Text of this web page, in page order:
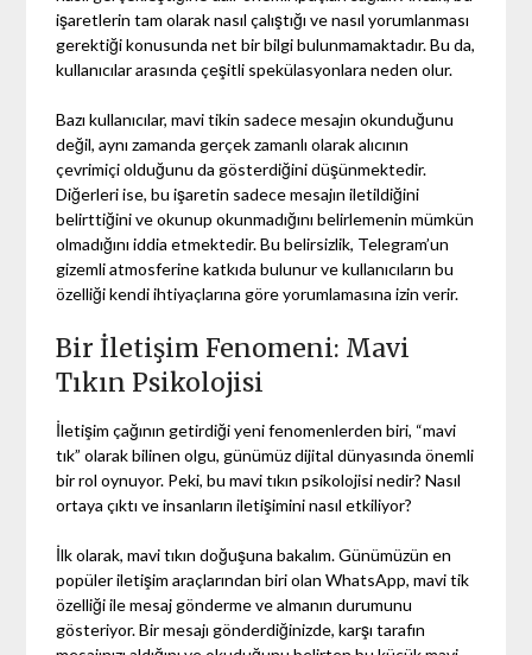
işaretlerin tam olarak nasıl çalıştığı ve nasıl yorumlanması
gerektiği konusunda net bir bilgi bulunmamaktadır. Bu da,
kullanıcılar arasında çeşitli spekülasyonlara neden olur.
Bazı kullanıcılar, mavi tikin sadece mesajın okunduğunu
değil, aynı zamanda gerçek zamanlı olarak alıcının
çevrimiçi olduğunu da gösterdiğini düşünmektedir.
Diğerleri ise, bu işaretin sadece mesajın iletildiğini
belirttiğini ve okunup okunmadığını belirlemenin mümkün
olmadığını iddia etmektedir. Bu belirsizlik, Telegram’un
gizemli atmosferine katkıda bulunur ve kullanıcıların bu
özelliği kendi ihtiyaçlarına göre yorumlamasına izin verir.
Bir İletişim Fenomeni: Mavi
Tıkın Psikolojisi
İletişim çağının getirdiği yeni fenomenlerden biri, “mavi
tık” olarak bilinen olgu, günümüz dijital dünyasında önemli
bir rol oynuyor. Peki, bu mavi tıkın psikolojisi nedir? Nasıl
ortaya çıktı ve insanların iletişimini nasıl etkiliyor?
İlk olarak, mavi tıkın doğuşuna bakalım. Günümüzün en
popüler iletişim araçlarından biri olan WhatsApp, mavi tik
özelliği ile mesaj gönderme ve almanın durumunu
gösteriyor. Bir mesajı gönderdiğinizde, karşı tarafın